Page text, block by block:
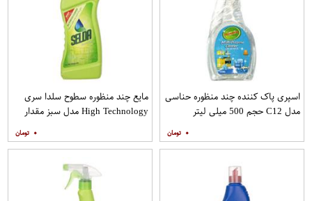
اسپری پاک کننده چند منظوره حناسی
مدل C12 حجم 500 میلی لیتر
۰
مایع چند منظوره سطوح سلدا سری
High Technology مدل سبز مقدار
۰